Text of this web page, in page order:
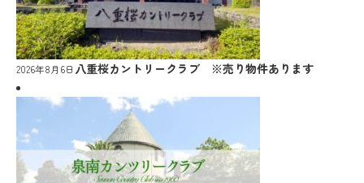
2026年8月6日 八重桜カントリークラブ ※売り物件あります